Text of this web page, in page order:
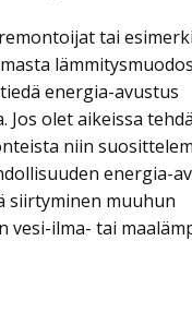
tai
energia-avustus
Jos olet aikeissa
niin
energia-
siirtyminen muuhun
vesi-ilma- tai